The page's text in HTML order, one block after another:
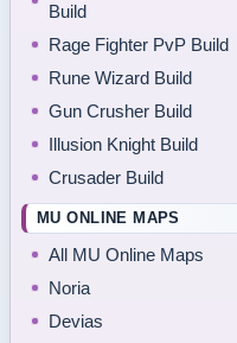
Build
Rage Fighter PvP Build
Rune Wizard Build
Gun Crusher Build
Illusion Knight Build
Crusader Build
MU ONLINE MAPS
All MU Online Maps
Noria
Devias